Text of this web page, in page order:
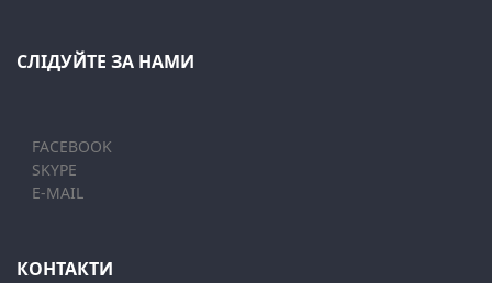
СЛІДУЙТЕ ЗА НАМИ
FACEBOOK
SKYPE
E-MAIL
КОНТАКТИ